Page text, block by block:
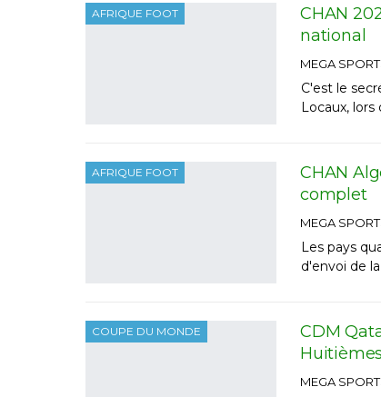
AFRIQUE FOOT
CHAN
national
C'est le
Locaux,
AFRIQUE FOOT
CHAN
complet
Les pays
d'envoi de
COUPE DU MONDE
CDM